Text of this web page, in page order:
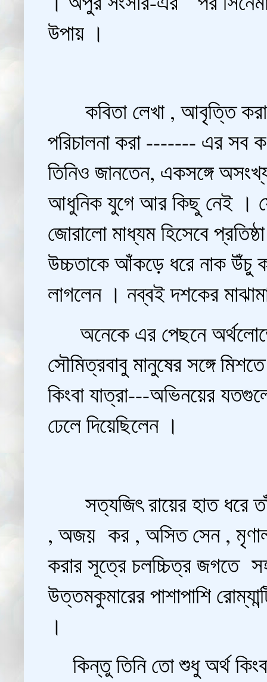
উপায় ।
কবিতা লেখা , আবৃত্তি করা ,
পরিচালনা করা ------- এর সব
তিনিও জানতেন, একসঙ্গে
আধুনিক যুগে আর কিছু নেই ।
জোরালো মাধ্যম হিসেবে
উচ্চতাকে আঁকড়ে ধ‍রে নাক উঁচু
লাগলেন । নব্বই দশকের
অনেকে এর পেছনে
সৌমিত্রবাবু মানুষের সঙ্গে
কিংবা যাত্রা---অভিনয়ের
ঢেলে দিয়েছিলেন ।
সত্যজিৎ রায়ের হাত ধরে
, অজয় কর , অসিত সেন , মৃণাল
করার সূত্রে চলচ্চিত্র জগতে
উত্তমকুমারের পাশাপাশি
।
কিন্তু তিনি তো শুধু অর্থ